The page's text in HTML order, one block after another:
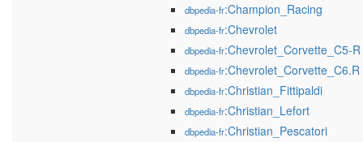
dbpedia-fr:Champion_Racing
dbpedia-fr:Chevrolet
dbpedia-fr:Chevrolet_Corvette_C5-R
dbpedia-fr:Chevrolet_Corvette_C6.R
dbpedia-fr:Christian_Fittipaldi
dbpedia-fr:Christian_Lefort
dbpedia-fr:Christian_Pescatori